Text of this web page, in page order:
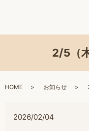
2/5（
HOME お知らせ
2026/02/04